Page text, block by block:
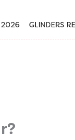
2026 GLINDERS